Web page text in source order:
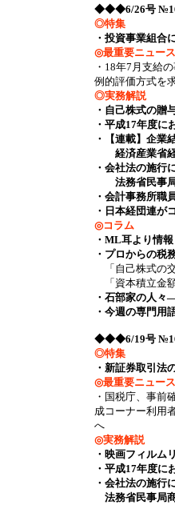
◆◆◆6/26号
◎特集
・投資事業組合
◎最重要ニュース
・18年7月支給
例的評価方式を
◎実務解説
・自己株式の贈
・平成17年度に
・【連載】企
経済産業省経
・会社法の施行
法務省民事局
・会計事務所
・日本経団連
◎コラム
・ML耳より情報
・プロからの税
「自己株式の
「資本積立金
・石部家の人々
・今週の専門用
◆◆◆6/19号
◎特集
・新証券取引法
◎最重要ニュース
・国税庁、事前
成コーナー利用
へ
◎実務解説
・映画フィル
・平成17年度
・会社法の施行
法務省民事局